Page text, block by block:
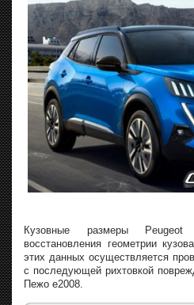
Кузовные размеры
восстановления геометрии
этих данных осуществляется
с последующей рихтовкой
Пежо е2008.